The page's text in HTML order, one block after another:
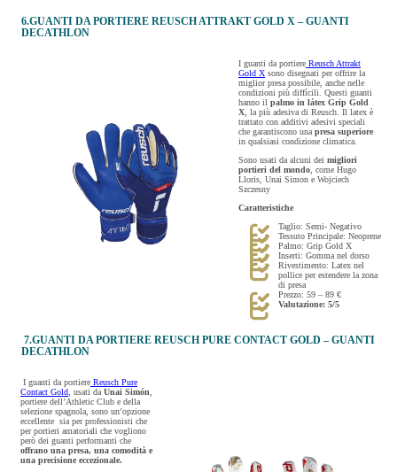
6.GUANTI DA PORTIERE REUSCH ATTRAKT GOLD X – GUANTI
DECATHLON
I guanti da portiere Reusch Attrakt
Gold X sono disegnati per offrire la
miglior presa possibile, anche nelle
condizioni più diffícili. Questi guanti
hanno il palmo in látex Grip Gold
X , la più adesiva di Reusch. Il latex è
trattato con additivi adesivi speciali
che garantiscono una presa superiore
in qualsiasi condizione climatica.
Sono usati da alcuni dei migliori
portieri del mondo , come Hugo
Lloris, Unai Simon e Wojciech
Szczesny
Caratteristiche
Taglio: Semi- Negativo
Tessuto Principale: Neoprene
Palmo: Grip Gold X
Inserti: Gomma nel dorso
Rivestimento: Latex nel
pollice per estendere la zona
di presa
Prezzo: 59 – 89 €
Valutazione: 5/5
7.GUANTI DA PORTIERE REUSCH PURE CONTACT GOLD – GUANTI
DECATHLON
I guanti da portiere Reusch Pure
Contact Gold , usati da Unai Simón
portiere dell’Athletic Club e della
selezione spagnola, sono un’opzione
eccellente sia per professionisti che
per portieri amatoriali che vogliono
però dei guanti performanti che
offrano una presa, una comodità e
una precisione eccezionale.